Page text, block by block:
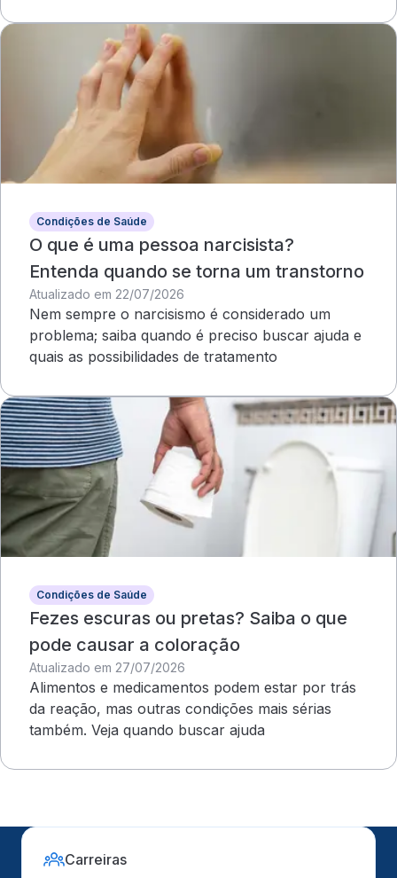
Condições de Saúde
O que é uma pessoa narcisista?
Entenda quando se torna um transtorno
Atualizado em 22/07/2026
Nem sempre o narcisismo é considerado um
problema; saiba quando é preciso buscar ajuda e
quais as possibilidades de tratamento
Condições de Saúde
Fezes escuras ou pretas? Saiba o que
pode causar a coloração
Atualizado em 27/07/2026
Alimentos e medicamentos podem estar por trás
da reação, mas outras condições mais sérias
também. Veja quando buscar ajuda
Carreiras